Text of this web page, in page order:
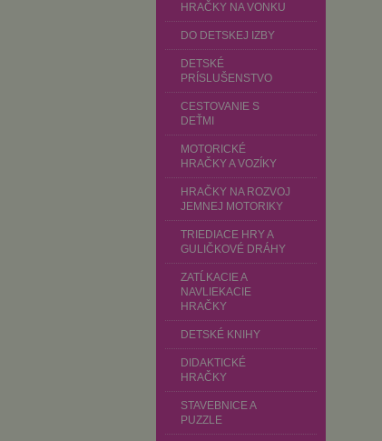
HRAČKY NA VONKU
DO DETSKEJ IZBY
DETSKÉ
PRÍSLUŠENSTVO
CESTOVANIE S
DEŤMI
MOTORICKÉ
HRAČKY A VOZÍKY
HRAČKY NA ROZVOJ
JEMNEJ MOTORIKY
TRIEDIACE HRY A
GULIČKOVÉ DRÁHY
ZATĹKACIE A
NAVLIEKACIE
HRAČKY
DETSKÉ KNIHY
DIDAKTICKÉ
HRAČKY
STAVEBNICE A
PUZZLE